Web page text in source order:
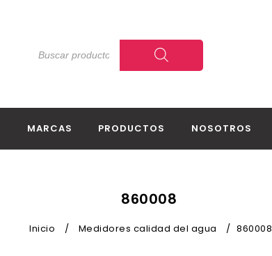
MARCAS PRODUCTOS NOSOTROS
860008
Inicio / Medidores calidad del agua / 860008